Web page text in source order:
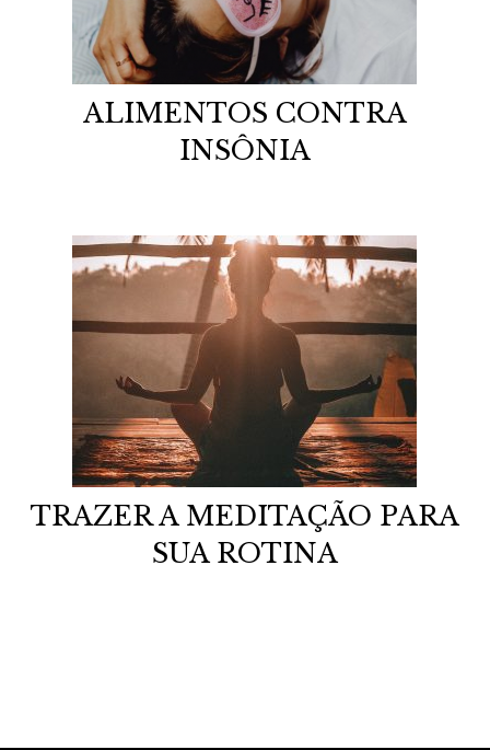
ALIMENTOS CONTRA
INSÔNIA
TRAZER A MEDITAÇÃO PARA
SUA ROTINA